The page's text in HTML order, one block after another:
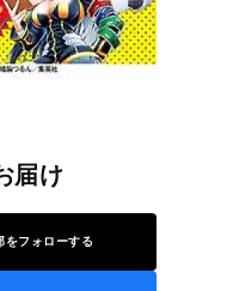
届け
をフォローする